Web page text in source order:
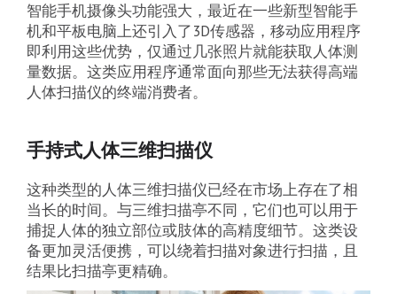
智能手机摄像头功能强大，最近在一些新型智能手
机和平板电脑上还引入了3D传感器，移动应用程序
即利用这些优势，仅通过几张照片就能获取人体测
量数据。这类应用程序通常面向那些无法获得高端
人体扫描仪的终端消费者。
手持式人体三维扫描仪
这种类型的人体三维扫描仪已经在市场上存在了相
当长的时间。与三维扫描亭不同，它们也可以用于
捕捉人体的独立部位或肢体的高精度细节。这类设
备更加灵活便携，可以绕着扫描对象进行扫描，且
结果比扫描亭更精确。